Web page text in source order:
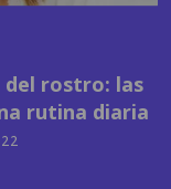
rutina diaria